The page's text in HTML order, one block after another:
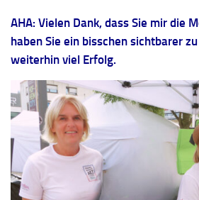
AHA: Vielen Dank, dass Sie mir die
haben Sie ein bisschen sichtbarer
weiterhin viel Erfolg.